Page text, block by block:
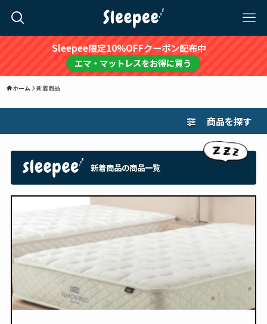
Sleepee限定10%OFFクーポン配布中
エマ・マットレスをお得に買う
ホーム 新着商品
商品を探す
新着商品の商品一覧